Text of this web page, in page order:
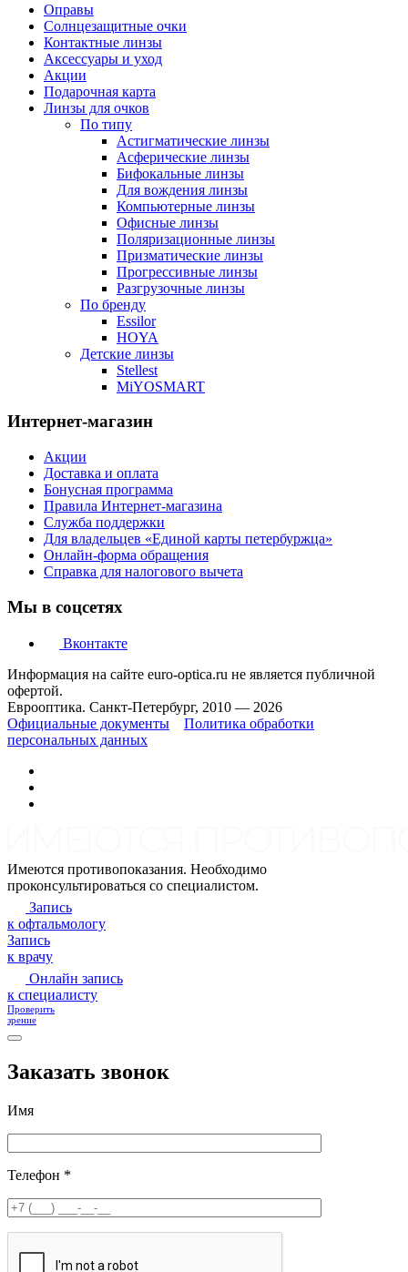
Оправы
Солнцезащитные очки
Контактные линзы
Аксессуары и уход
Акции
Подарочная карта
Линзы для очков
По типу
Астигматические линзы
Асферические линзы
Бифокальные линзы
Для вождения линзы
Компьютерные линзы
Офисные линзы
Поляризационные линзы
Призматические линзы
Прогрессивные линзы
Разгрузочные линзы
По бренду
Essilor
HOYA
Детские линзы
Stellest
MiYOSMART
Интернет-магазин
Акции
Доставка и оплата
Бонусная программа
Правила Интернет-магазина
Служба поддержки
Для владельцев «Единой карты петербуржца»
Онлайн-форма обращения
Справка для налогового вычета
Мы в соцсетях
Вконтакте
Информация на сайте euro-optica.ru не является публичной
офертой.
Еврооптика. Санкт-Петербург, 2010 — 2026
Официальные документы
Политика обработки
персональных данных
Имеются противопоказания. Необходимо
проконсультироваться со специалистом.
Запись
к офтальмологу
Запись
к врачу
Онлайн запись
к специалисту
Проверить
зрение
Заказать звонок
Имя
Телефон *